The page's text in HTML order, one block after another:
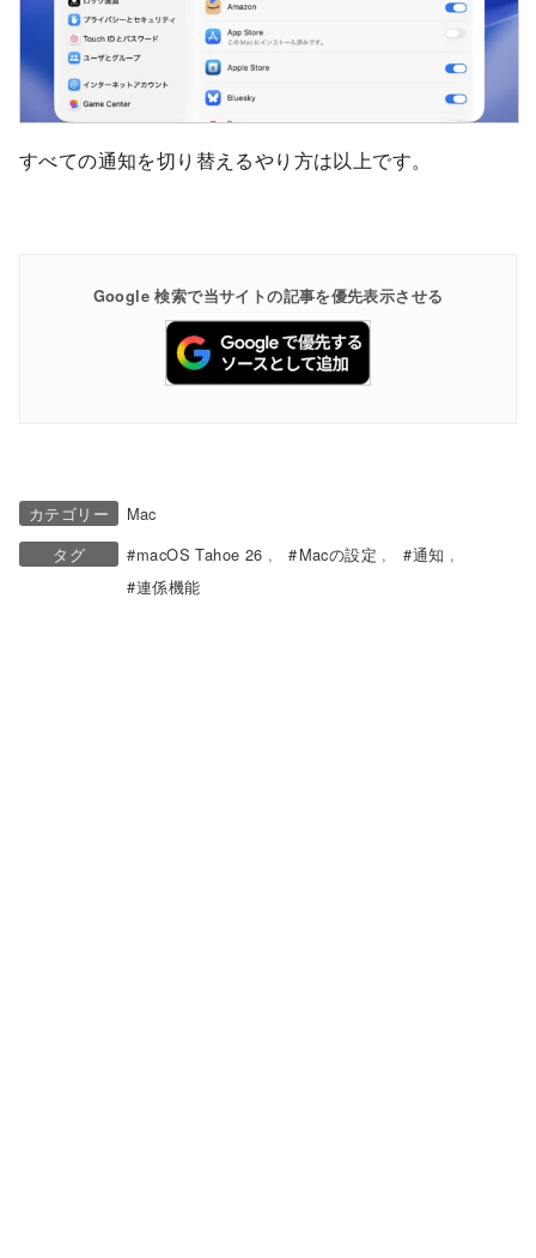
すべての通知を切り替えるやり方は以上です。
Google 検索で当サイトの記事を優先表示させる
カテゴリー
Mac
タグ
macOS Tahoe 26 Macの設定
通知
連係機能